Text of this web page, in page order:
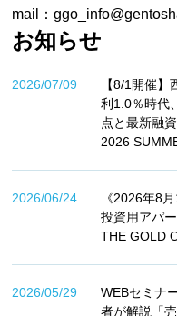
mail：
お知らせ
2026/07/09
【8/1開催
利1.0％時代
点と最新融
2026
2026/06/24
《2026年8
投資用アパ
THE GOLD
2026/05/29
WEBセミナ
者が解説「